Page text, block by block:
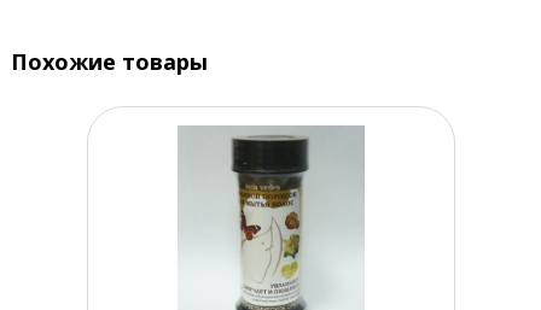
Похожие товары